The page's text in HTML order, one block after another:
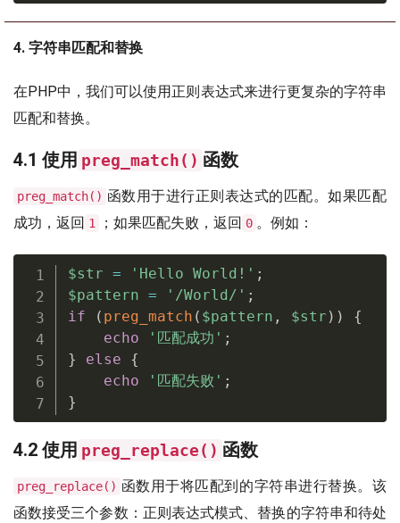
4. 字符串匹配和替换
在PHP中，我们可以使用正则表达式来进行更复杂的字符串
匹配和替换。
4.1 使用 preg_match() 函数
preg_match() 函数用于进行正则表达式的匹配。如果匹配
成功，返回 1 ；如果匹配失败，返回 0 。例如：
$str = 'Hello World!' ;
$pattern = '/World/' ;
if
( preg_match ( $pattern , $str ) )
{
echo
'匹配成功' ;
}
else
{
echo
'匹配失败' ;
}
4.2 使用 preg_replace() 函数
preg_replace() 函数用于将匹配到的字符串进行替换。该
函数接受三个参数：正则表达式模式、替换的字符串和待处